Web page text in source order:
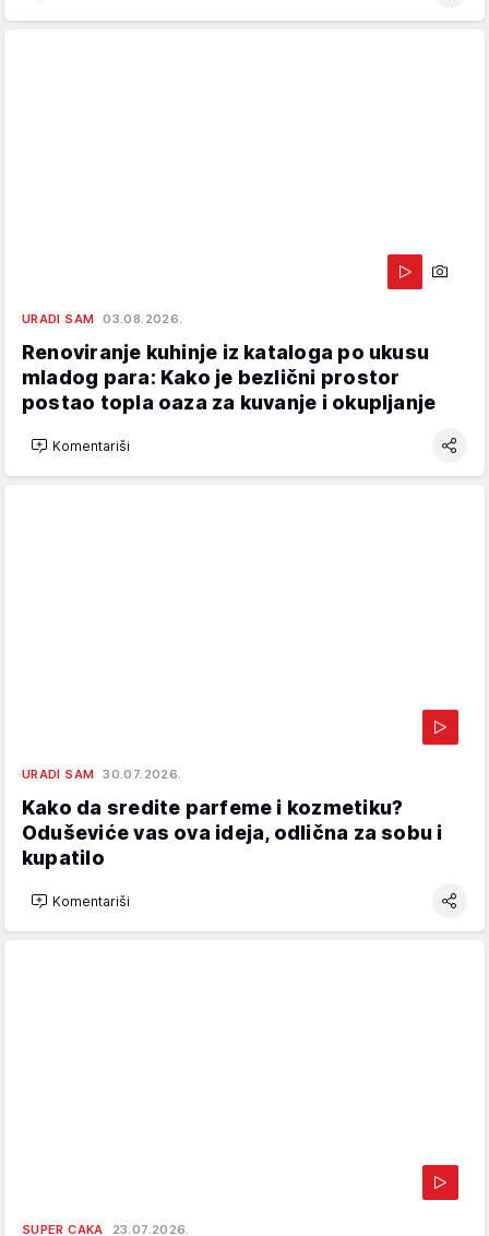
URADI SAM 03.08.2026.
Renoviranje kuhinje iz kataloga po ukusu
mladog para: Kako je bezlični prostor
postao topla oaza za kuvanje i okupljanje
Komentariši
URADI SAM 30.07.2026.
Kako da sredite parfeme i kozmetiku?
Oduševiće vas ova ideja, odlična za sobu i
kupatilo
Komentariši
SUPER CAKA 23.07.2026.